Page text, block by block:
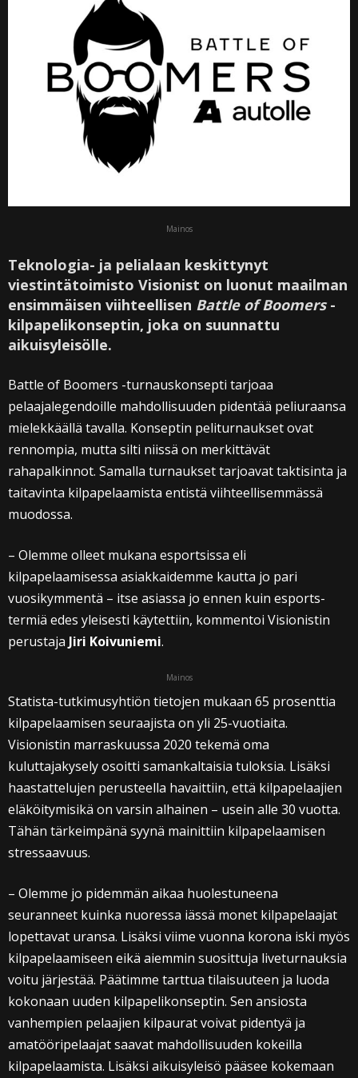
Mainos
Teknologia- ja pelialaan keskittynyt
viestintätoimisto Visionist on luonut maailman
ensimmäisen viihteellisen Battle of Boomers-
kilpapelikonseptin, joka on suunnattu
aikuisyleisölle.
Battle of Boomers -turnauskonsepti tarjoaa
pelaajalegendoille mahdollisuuden pidentää peliuraansa
mielekkäällä tavalla. Konseptin peliturnaukset ovat
rennompia, mutta silti niissä on merkittävät
rahapalkinnot. Samalla turnaukset tarjoavat taktisinta ja
taitavinta kilpapelaamista entistä viihteellisemmässä
muodossa.
– Olemme olleet mukana esportsissa eli
kilpapelaamisessa asiakkaidemme kautta jo pari
vuosikymmentä – itse asiassa jo ennen kuin esports-
termiä edes yleisesti käytettiin, kommentoi Visionistin
perustaja Jiri Koivuniemi.
Mainos
Statista-tutkimusyhtiön tietojen mukaan 65 prosenttia
kilpapelaamisen seuraajista on yli 25-vuotiaita.
Visionistin marraskuussa 2020 tekemä oma
kuluttajakysely osoitti samankaltaisia tuloksia. Lisäksi
haastattelujen perusteella havaittiin, että kilpapelaajien
eläköitymisikä on varsin alhainen – usein alle 30 vuotta.
Tähän tärkeimpänä syynä mainittiin kilpapelaamisen
stressaavuus.
– Olemme jo pidemmän aikaa huolestuneena
seuranneet kuinka nuoressa iässä monet kilpapelaajat
lopettavat uransa. Lisäksi viime vuonna korona iski myös
kilpapelaamiseen eikä aiemmin suosittuja liveturnauksia
voitu järjestää. Päätimme tarttua tilaisuuteen ja luoda
kokonaan uuden kilpapelikonseptin. Sen ansiosta
vanhempien pelaajien kilpaurat voivat pidentyä ja
amatööripelaajat saavat mahdollisuuden kokeilla
kilpapelaamista. Lisäksi aikuisyleisö pääsee kokemaan